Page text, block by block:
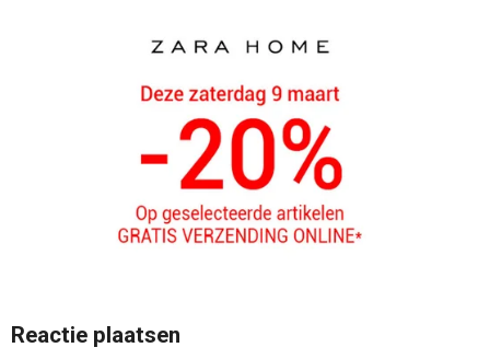
Reactie plaatsen